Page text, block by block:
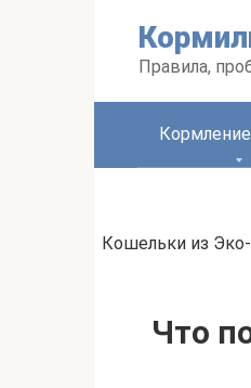
Правила,
Кошельки из
Что